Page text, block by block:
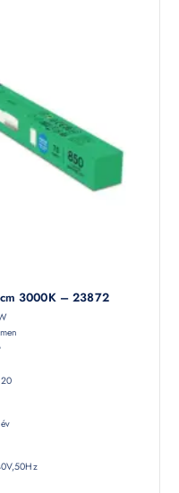
3000K – 23872